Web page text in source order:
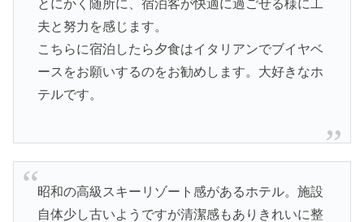
とにかく随所に、宿泊客が快適に過ごせる様に工
夫と努力を感じます。
こちらに宿泊したら夕食はイタリアンでブイヤベ
ースをお願いするのをお勧めします。大好きなホ
テルです。
昭和の高級スキーリゾート感があるホテル。施設
自体少し古いようですが清潔感もありきれいに整